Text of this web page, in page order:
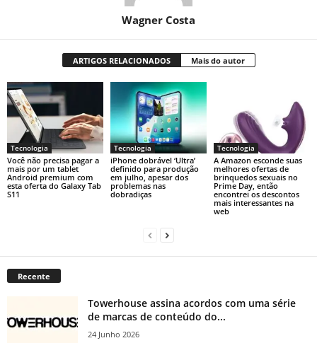
Wagner Costa
ARTIGOS RELACIONADOS Mais do autor
Tecnologia
Você não precisa pagar a
mais por um tablet
Android premium com
esta oferta do Galaxy Tab
S11
Tecnologia
iPhone dobrável ‘Ultra’
definido para produção
em julho, apesar dos
problemas nas
dobradiças
Tecnologia
A Amazon esconde suas
melhores ofertas de
brinquedos sexuais no
Prime Day, então
encontrei os descontos
mais interessantes na
web
Recente
Towerhouse assina acordos com uma série
de marcas de conteúdo do...
24 Junho 2026